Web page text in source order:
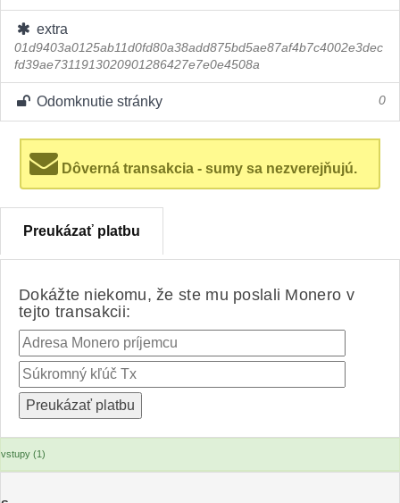
extra
01d9403a0125ab11d0fd80a38add875bd5ae87af4b7c4002e3dec
fd39ae7311913020901286427e7e0e4508a
Odomknutie stránky 0
Dôverná transakcia - sumy sa nezverejňujú.
Preukázať platbu
Dokážte niekomu, že ste mu poslali Monero v
tejto transakcii:
vstupy (1)